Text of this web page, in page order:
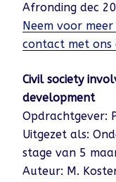
Afronding dec
Neem voor
contact met ons
Civil society
development
Opdrachtgever:
Uitgezet als:
stage van 5
Auteur: M.